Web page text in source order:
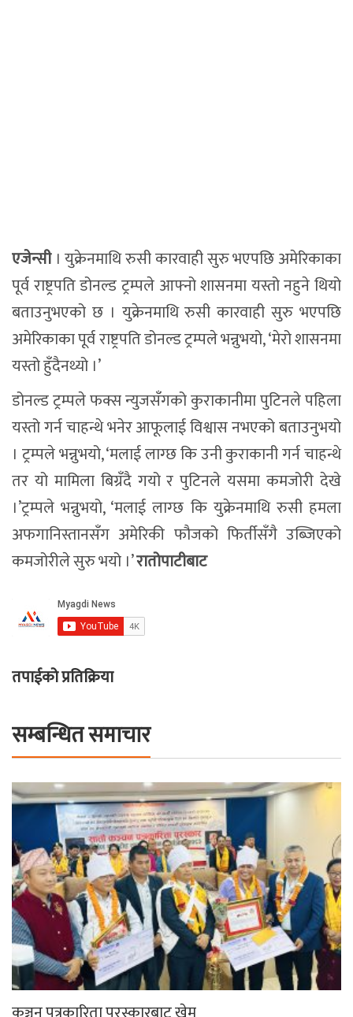
यस्तो हुँदैनथ्यो ।’
डोनल्ड ट्रम्पले फक्स न्युजसँगको कुराकानीमा पुटिनले पहिला
यस्तो गर्न चाहन्थे भनेर आफूलाई विश्वास नभएको बताउनुभयो
। ट्रम्पले भन्नुभयो, ‘मलाई लाग्छ कि उनी कुराकानी गर्न चाहन्थे
तर यो मामिला बिग्रँदै गयो र पुटिनले यसमा कमजोरी देखे
।’ट्रम्पले भन्नुभयो, ‘मलाई लाग्छ कि युक्रेनमाथि रुसी हमला
अफगानिस्तानसँग अमेरिकी फौजको फिर्तीसँगै उब्जिएको
कमजोरीले सुरु भयो ।’रातोपाटीबाट
तपाईको प्रतिक्रिया
सम्बन्धित समाचार
कञ्चन पत्रकारिता पुरस्कारबाट खेम